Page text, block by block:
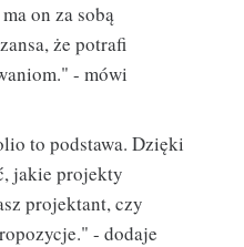
on za sobą
że potrafi
- mówi
to podstawa. Dzięki
jakie projekty
projektant, czy
- dodaje